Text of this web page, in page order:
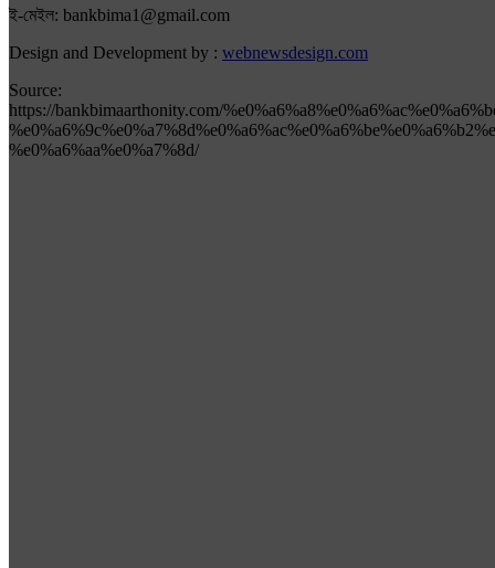
ই-মেইল: bankbima1@gmail.com
Design and Development by : webnewsdesign.com
Source:
https://bankbimaarthonity.com/
%e0%a6%aa%e0%a7%8d/